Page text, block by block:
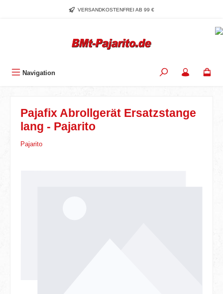
Zum Hauptinhalt springenVERSANDKOSTENFREI AB 99 €
Navigation
Pajafix Abrollgerät Ersatzstange
lang - Pajarito
Pajarito